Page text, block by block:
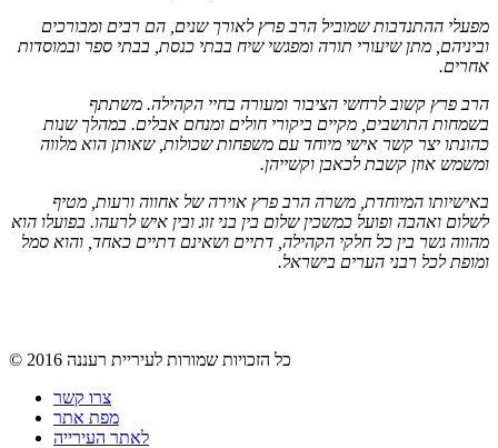
מפעלי ההתנדבות שמוביל הרב פרץ לאורך שנים, הם רבים ומבורכים
וביניהם, מתן שיעורי תורה ומפגשי שיח בבתי כנסת, בבתי ספר ובמוסדות
אחרים.
הרב פרץ קשוב לרחשי הציבור ומעורה בחיי הקהילה. משתתף
בשמחות התושבים, מקיים ביקורי חולים ומנחם אבלים. במהלך שנות
כהונתו יצר קשר אישי מיוחד עם משפחות שכולות, שאותן הוא מלווה
ומשמש אוזן קשבתלכאבן וקשייהן.
באישיותו המיוחדת, משרה הרב פרץ אוירה של אחווה ורעות, מטיף
לשלום ואהבה ופועל כמשכין שלום בין בני זוג ובין איש לרעהו. בפועלו הוא
מהווה גשר בין כל חלקי הקהילה, דתיים ושאינם דתיים כאחד, והוא סמל
ומופת לכל רבני הערים בישראל.
©
2016 כל הזכויות שמורות לעיריית רעננה
צרו קשר
מפת אתר
לאתר העירייה